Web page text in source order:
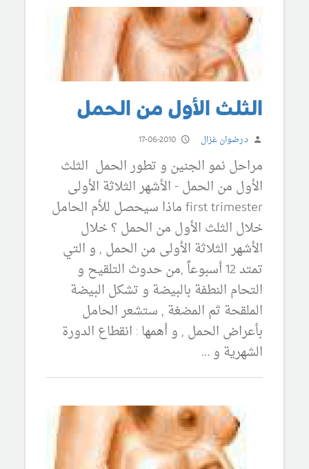
الثلث الأول من الحمل
د.رضوان غزال 17-06-2010
مراحل نمو الجنين و تطور الحمل الثلث
الأول من الحمل - الأشهر الثلاثة الأولى
first trimester ماذا سيحصل للأم الحامل
خلال الثلث الأول من الحمل ؟ خلال
الأشهر الثلاثة الأولى من الحمل , و التي
تمتد 12 أسبوعاً ,من حدوث التلقيح و
التحام النطفة بالبيضة و تشكل البيضة
الملقحة ثم المضغة , ستشعر الحامل
بأعراض الحمل , و أهمها : انقطاع الدورة
الشهرية و …